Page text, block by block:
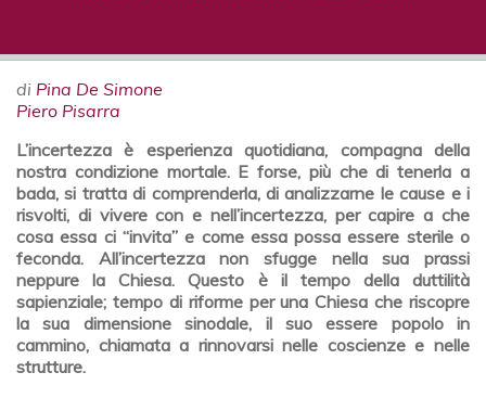
di Pina De Simone
Piero Pisarra
L’incertezza è esperienza quotidiana, compagna della
nostra condizione mortale. E forse, più che di tenerla a
bada, si tratta di comprenderla, di analizzarne le cause e i
risvolti, di vivere con e nell’incertezza, per capire a che
cosa essa ci “invita” e come essa possa essere sterile o
feconda. All’incertezza non sfugge nella sua prassi
neppure la Chiesa. Questo è il tempo della duttilità
sapienziale; tempo di riforme per una Chiesa che riscopre
la sua dimensione sinodale, il suo essere popolo in
cammino, chiamata a rinnovarsi nelle coscienze e nelle
strutture.